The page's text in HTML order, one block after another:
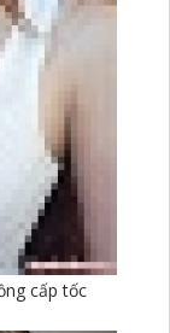
cấp tốc